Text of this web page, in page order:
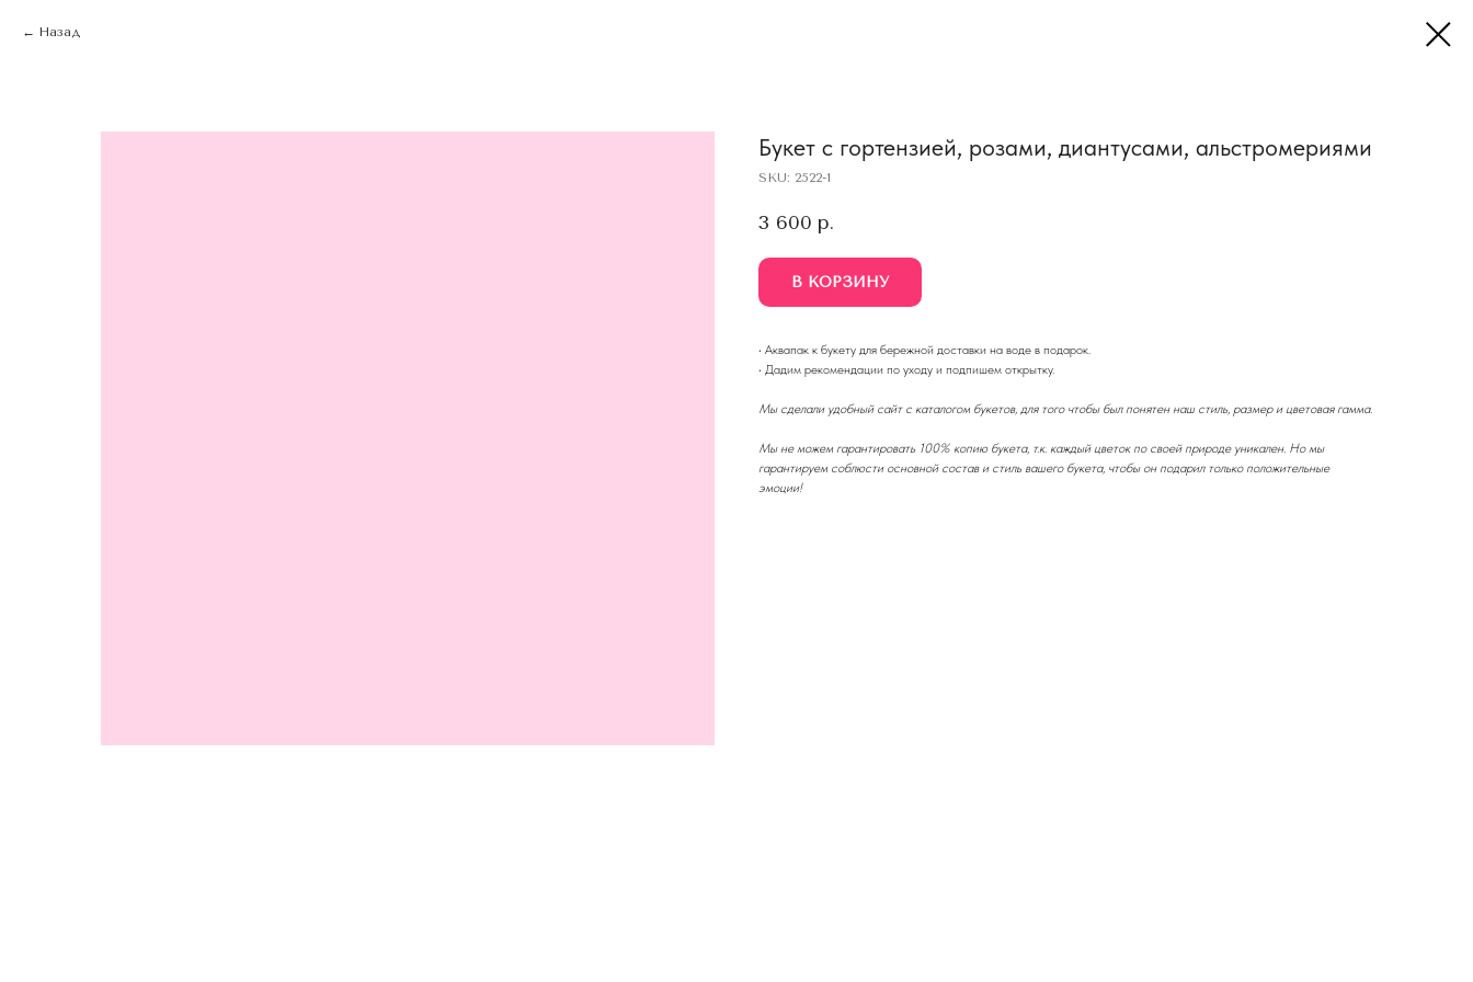
Назад
Букет с гортензией, розами, диантусами, альстромериями
SKU: 2522-1
3 600 р.
В КОРЗИНУ
· Аквапак к букету для бережной доставки на воде в подарок.
· Дадим рекомендации по уходу и подпишем открытку.
Мы сделали удобный сайт с каталогом букетов, для того чтобы был понятен наш стиль, размер и цветовая гамма.
Мы не можем гарантировать 100% копию букета, т.к. каждый цветок по своей природе уникален. Но мы
гарантируем соблюсти основной состав и стиль вашего букета, чтобы он подарил только положительные
эмоции!